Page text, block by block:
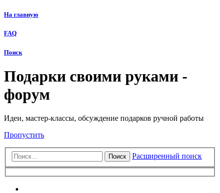
На главную
FAQ
Поиск
Подарки своими руками -
форум
Идеи, мастер-классы, обсуждение подарков ручной работы
Пропустить
Поиск Расширенный поиск